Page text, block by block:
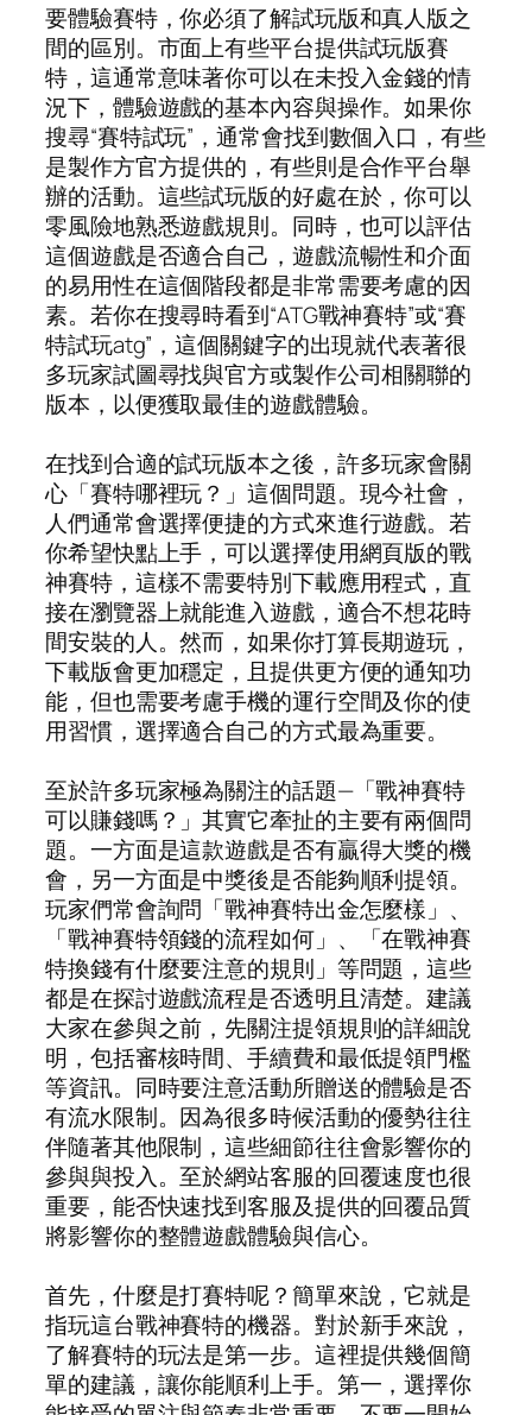
要體驗賽特，你必須了解試玩版和真人版之
間的區別。市面上有些平台提供試玩版賽
特，這通常意味著你可以在未投入金錢的情
況下，體驗遊戲的基本內容與操作。如果你
搜尋“賽特試玩”，通常會找到數個入口，有些
是製作方官方提供的，有些則是合作平台舉
辦的活動。這些試玩版的好處在於，你可以
零風險地熟悉遊戲規則。同時，也可以評估
這個遊戲是否適合自己，遊戲流暢性和介面
的易用性在這個階段都是非常需要考慮的因
素。若你在搜尋時看到“ATG戰神賽特”或“賽
特試玩atg”，這個關鍵字的出現就代表著很
多玩家試圖尋找與官方或製作公司相關聯的
版本，以便獲取最佳的遊戲體驗。
在找到合適的試玩版本之後，許多玩家會關
心「賽特哪裡玩？」這個問題。現今社會，
人們通常會選擇便捷的方式來進行遊戲。若
你希望快點上手，可以選擇使用網頁版的戰
神賽特，這樣不需要特別下載應用程式，直
接在瀏覽器上就能進入遊戲，適合不想花時
間安裝的人。然而，如果你打算長期遊玩，
下載版會更加穩定，且提供更方便的通知功
能，但也需要考慮手機的運行空間及你的使
用習慣，選擇適合自己的方式最為重要。
至於許多玩家極為關注的話題—「戰神賽特
可以賺錢嗎？」其實它牽扯的主要有兩個問
題。一方面是這款遊戲是否有贏得大獎的機
會，另一方面是中獎後是否能夠順利提領。
玩家們常會詢問「戰神賽特出金怎麼樣」、
「戰神賽特領錢的流程如何」、「在戰神賽
特換錢有什麼要注意的規則」等問題，這些
都是在探討遊戲流程是否透明且清楚。建議
大家在參與之前，先關注提領規則的詳細說
明，包括審核時間、手續費和最低提領門檻
等資訊。同時要注意活動所贈送的體驗是否
有流水限制。因為很多時候活動的優勢往往
伴隨著其他限制，這些細節往往會影響你的
參與與投入。至於網站客服的回覆速度也很
重要，能否快速找到客服及提供的回覆品質
將影響你的整體遊戲體驗與信心。
首先，什麼是打賽特呢？簡單來說，它就是
指玩這台戰神賽特的機器。對於新手來說，
了解賽特的玩法是第一步。這裡提供幾個簡
單的建議，讓你能順利上手。第一，選擇你